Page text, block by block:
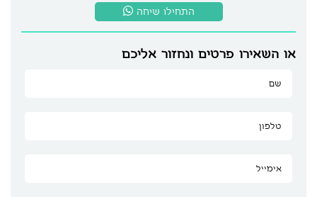
התחילו שיחה
או השאירו פרטים ונחזור אליכם